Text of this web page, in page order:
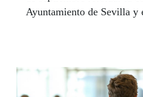
Ayuntamiento de Sevilla y
activa" en la nueva Oficina
Accesibilidad que va a